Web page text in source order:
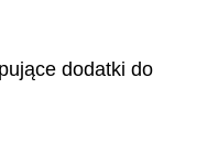
dodatki do